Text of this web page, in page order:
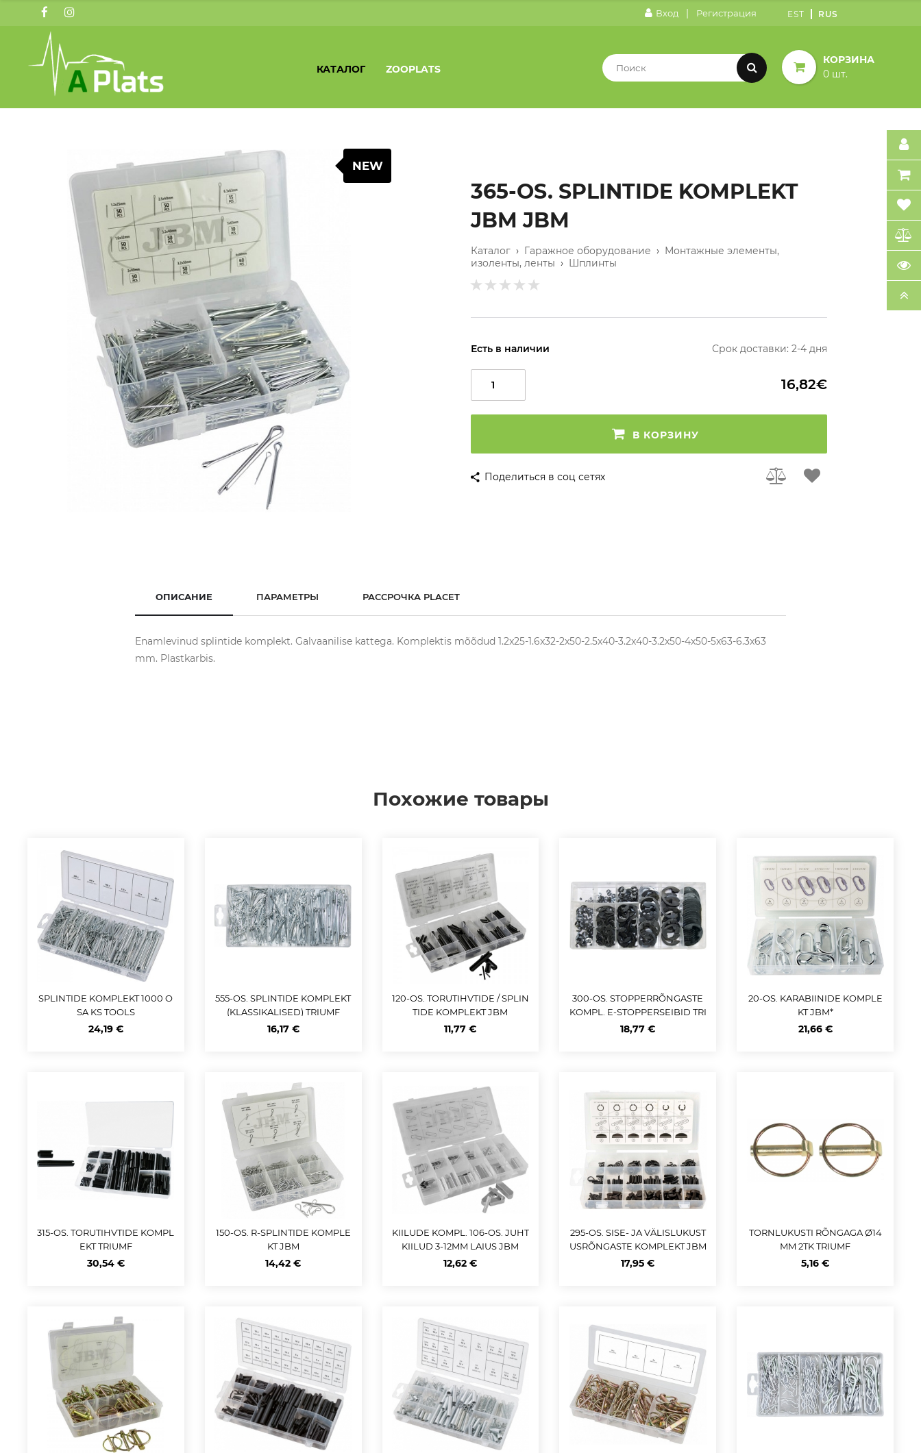
Вход | Регистрация EST RUS
КАТАЛОГ ZOOPLATS
КОРЗИНА
0 шт.
NEW
365-OS. SPLINTIDE KOMPLEKT
JBM JBM
Каталог › Гаражное оборудование › Монтажные элементы,
изоленты, ленты › Шплинты
Есть в наличии Срок доставки: 2-4 дня
16,82€
В КОРЗИНУ
Поделиться в соц сетях
ОПИСАНИЕ ПАРАМЕТРЫ РАССРОЧКА PLACET
Enamlevinud splintide komplekt. Galvaanilise kattega. Komplektis mõõdud 1.2x25-1.6x32-2x50-2.5x40-3.2x40-3.2x50-4x50-5x63-6.3x63
mm. Plastkarbis.
Похожие товары
SPLINTIDE KOMPLEKT 1000 O
SA KS TOOLS
24,19 €
555-OS. SPLINTIDE KOMPLEKT
(KLASSIKALISED) TRIUMF
16,17 €
120-OS. TORUTIHVTIDE / SPLIN
TIDE KOMPLEKT JBM
11,77 €
300-OS. STOPPERRÕNGASTE
KOMPL. E-STOPPERSEIBID TRI
UMF
18,77 €
20-OS. KARABIINIDE KOMPLE
KT JBM*
21,66 €
315-OS. TORUTIHVTIDE KOMPL
EKT TRIUMF
30,54 €
150-OS. R-SPLINTIDE KOMPLE
KT JBM
14,42 €
KIILUDE KOMPL. 106-OS. JUHT
KIILUD 3-12MM LAIUS JBM
12,62 €
295-OS. SISE- JA VÄLISLUKUST
USRÕNGASTE KOMPLEKT JBM
*
17,95 €
TORNLUKUSTI RÕNGAGA Ø14
MM 2TK TRIUMF
5,16 €